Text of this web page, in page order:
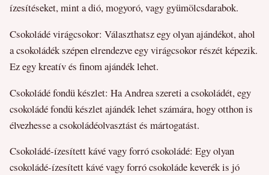
ízesítéseket, mint a dió, mogyoró, vagy gyümölcsdarabok.
Csokoládé virágcsokor: Választhatsz egy olyan ajándékot, ahol
a csokoládék szépen elrendezve egy virágcsokor részét képezik.
Ez egy kreatív és finom ajándék lehet.
Csokoládé fondü készlet: Ha Andrea szereti a csokoládét, egy
csokoládé fondü készlet ajándék lehet számára, hogy otthon is
élvezhesse a csokoládéolvasztást és mártogatást.
Csokoládé-ízesített kávé vagy forró csokoládé: Egy olyan
csokoládé-ízesített kávé vagy forró csokoláde keverék is jó